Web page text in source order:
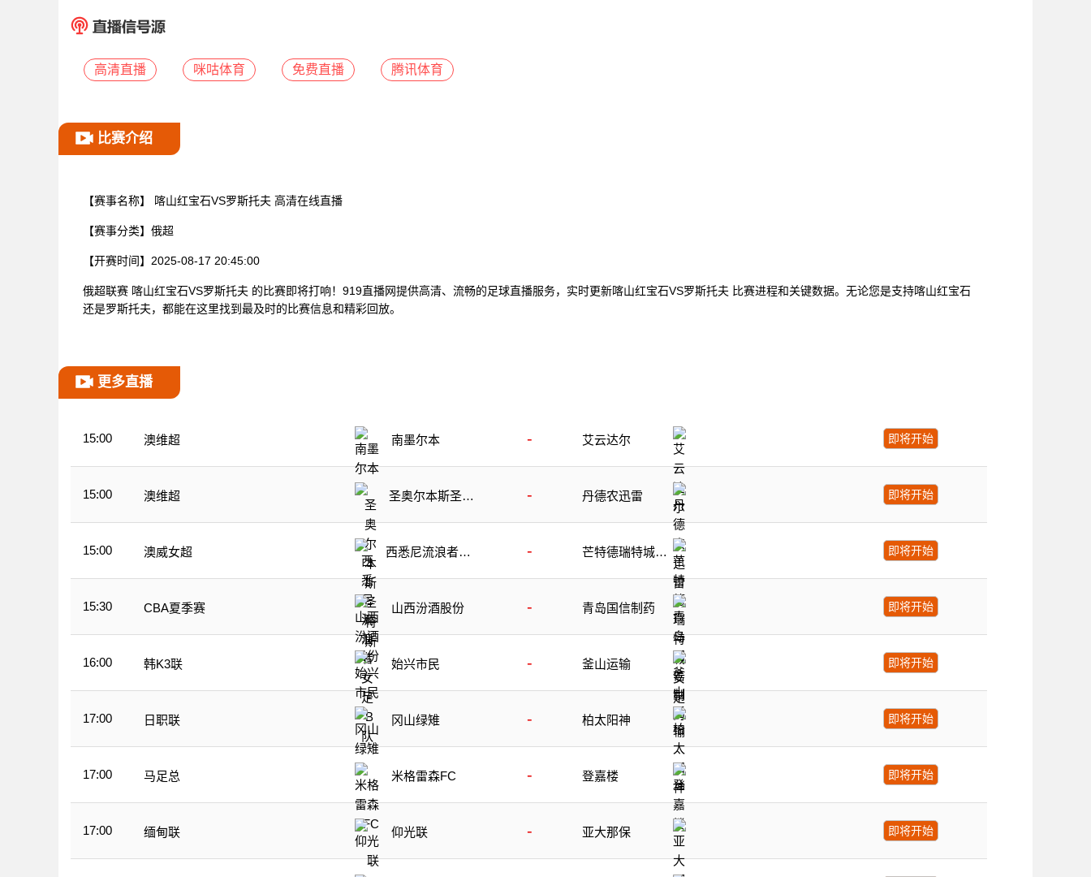
高清直播 咪咕体育 免费直播 腾讯体育
比赛介绍
【赛事名称】 喀山红宝石VS罗斯托夫 高清在线直播
【赛事分类】 俄超
【开赛时间】 2025-08-17 20:45:00
俄超联赛 喀山红宝石VS罗斯托夫 的比赛即将打响！919直播网提供高清、流畅的足球直播服务，实时更新喀山红宝石VS罗斯托夫 比赛进程和关键数据。无论您是支持喀山红宝石
还是罗斯托夫，都能在这里找到最及时的比赛信息和精彩回放。
更多直播
15:00 澳维超 南墨尔本 - 艾云达尔 即将开始
15:00 澳维超
圣奥尔本斯圣特
- 丹德农迅雷 即将开始
15:00 澳威女超
西悉尼流浪者女
-
芒特德瑞特城女
即将开始
15:30 CBA夏季赛 山西汾酒股份 - 青岛国信制药 即将开始
16:00 韩K3联 始兴市民 - 釜山运输 即将开始
17:00 日职联 冈山绿雉 - 柏太阳神 即将开始
17:00 马足总 米格雷森FC - 登嘉楼 即将开始
17:00 缅甸联 仰光联 - 亚大那保 即将开始